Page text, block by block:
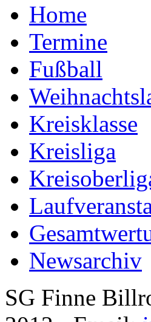
Home
Termine
Fußball
Kreisklasse
Kreisliga
Newsarchiv
SG Finne